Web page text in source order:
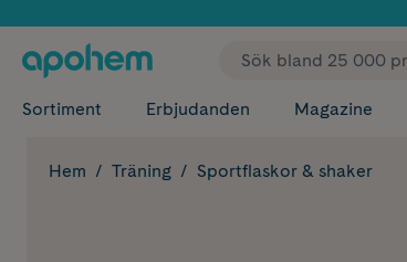
Sortiment Erbjudanden Magazine
Hem Träning Sportflaskor & shaker